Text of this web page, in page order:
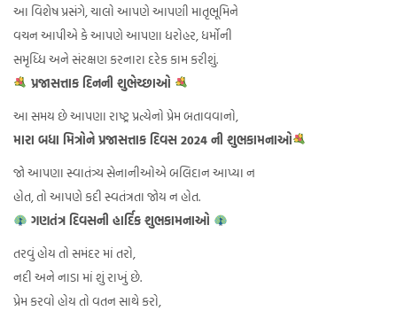
આ વિશેષ પ્રસંગે, ચાલો આપણે આપણી માતૃભૂમિને
વચન આપીએ કે આપણે આપણા ધરોહર, ધર્મોની
સમૃધ્ધિ અને સંરક્ષણ કરનારા દરેક કામ કરીશું.
પ્રજાસત્તાક દિનની શુભેચ્છાઓ
આ સમય છે આપણા રાષ્ટ્ર પ્રત્યેનો પ્રેમ બતાવવાનો,
મારા બધા મિત્રોને પ્રજાસત્તાક દિવસ 2024 ની શુભકામનાઓ
જો આપણા સ્વાતંત્ર્ય સેનાનીઓએ બલિદાન આપ્યા ન
હોત, તો આપણે કદી સ્વતંત્રતા જોય ન હોત.
ગણતંત્ર દિવસની હાર્દિક શુભકામનાઓ
તરવું હોય તો સમંદર માં તરો,
નદી અને નાડા માં શું રાખું છે.
પ્રેમ કરવો હોય તો વતન સાથે કરો,